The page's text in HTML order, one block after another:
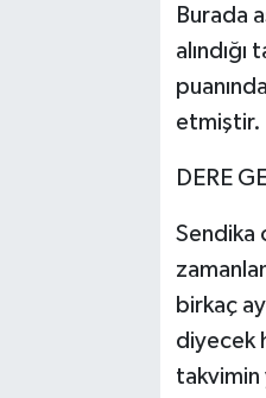
Burada
etmiştir.
DERE
Sendika
birkaç
diyecek
takvimin